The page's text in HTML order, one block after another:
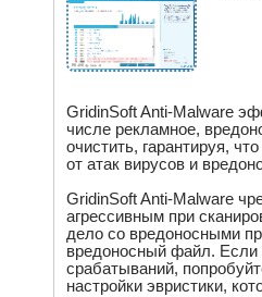
GridinSoft Anti-Malware
числе рекламное,
очистить, гарантируя,
от атак вирусов и
GridinSoft Anti-Malware
агрессивным при
дело со вредоносными
вредоносный файл. Если
срабатываний,
настройки эвристики,